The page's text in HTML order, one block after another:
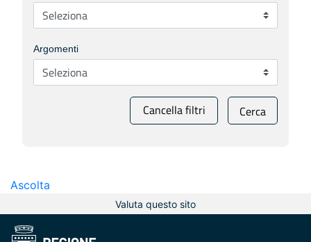
Argomenti
Cancella filtri Cerca
Ascolta
Valuta questo sito